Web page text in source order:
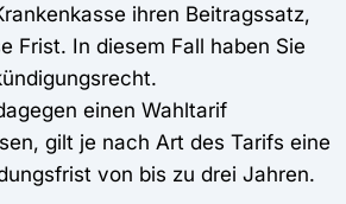
ihren Beitragssatz,
Frist. In diesem Fall haben Sie
einen Wahltarif
gilt je nach Art des Tarifs eine
von bis zu drei Jahren.